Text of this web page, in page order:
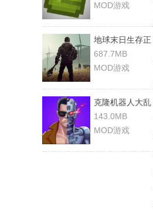
MOD游戏
地球末日生存正
版
687.7MB
MOD游戏
克隆机器人大乱
斗正版
143.0MB
MOD游戏